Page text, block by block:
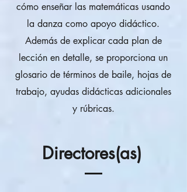
cómo enseñar las matemáticas usando
la danza como apoyo didáctico.
Además de explicar cada plan de
lección en detalle, se proporciona un
glosario de términos de baile, hojas de
trabajo, ayudas didácticas adicionales
y rúbricas.
Directores(as)